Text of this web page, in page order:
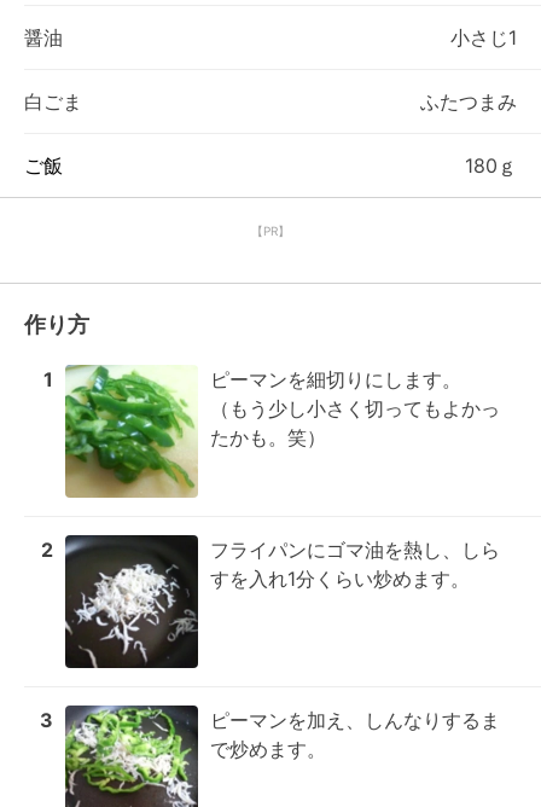
醤油 小さじ1
白ごま ふたつまみ
ご飯 180ｇ
【PR】
作り方
1
ピーマンを細切りにします。
（もう少し小さく切ってもよかっ
たかも。笑）
2
フライパンにゴマ油を熱し、しら
すを入れ1分くらい炒めます。
3
ピーマンを加え、しんなりするま
で炒めます。